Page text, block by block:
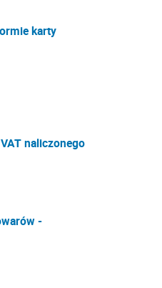
karty
naliczonego
-